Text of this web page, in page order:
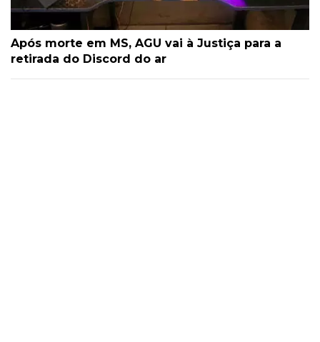
Após morte em MS, AGU vai à Justiça para a
retirada do Discord do ar